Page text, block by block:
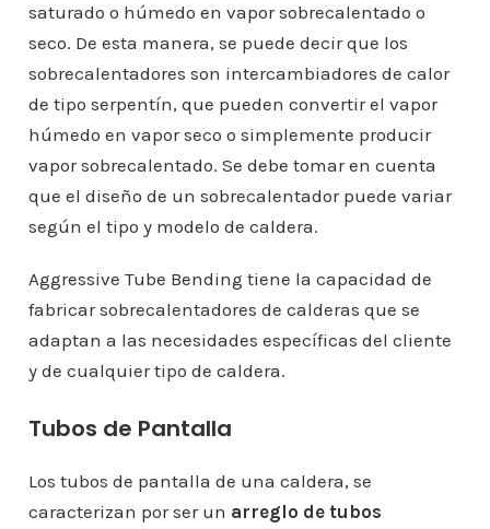
saturado o húmedo en vapor sobrecalentado o
seco. De esta manera, se puede decir que los
sobrecalentadores son intercambiadores de calor
de tipo serpentín, que pueden convertir el vapor
húmedo en vapor seco o simplemente producir
vapor sobrecalentado. Se debe tomar en cuenta
que el diseño de un sobrecalentador puede variar
según el tipo y modelo de caldera.
Aggressive Tube Bending tiene la capacidad de
fabricar sobrecalentadores de calderas que se
adaptan a las necesidades específicas del cliente
y de cualquier tipo de caldera.
Tubos de Pantalla
Los tubos de pantalla de una caldera, se
caracterizan por ser un arreglo de tubos